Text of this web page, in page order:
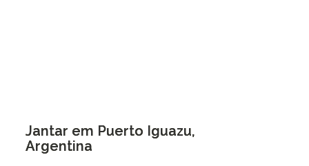
Jantar em Puerto Iguazu,
Argentina